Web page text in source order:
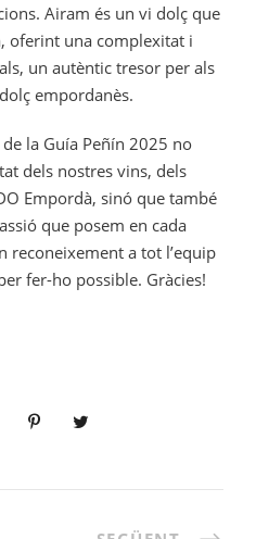
Airam és un vi dolç que
oferint una complexitat i
un autèntic tresor per als
empordanès.
la Guía Peñín 2025 no
dels nostres vins, dels
Empordà, sinó que també
que posem en cada
reconeixement a tot l’equip
fer-ho possible. Gràcies!